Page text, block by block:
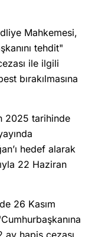
Mahkemesi,
tehdit"
ile ilgili
bırakılmasına
2025 tarihinde
hedef alarak
22 Haziran
26 Kasım